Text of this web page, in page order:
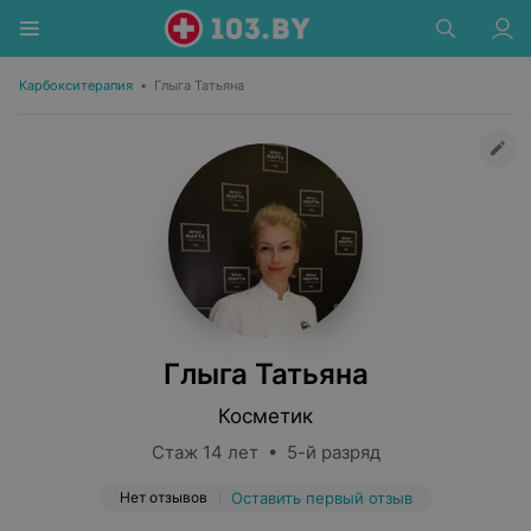
Карбокситерапия • Глыга Татьяна
Глыга Татьяна
Косметик
Стаж 14 лет • 5-й разряд
Нет отзывов Оставить первый отзыв